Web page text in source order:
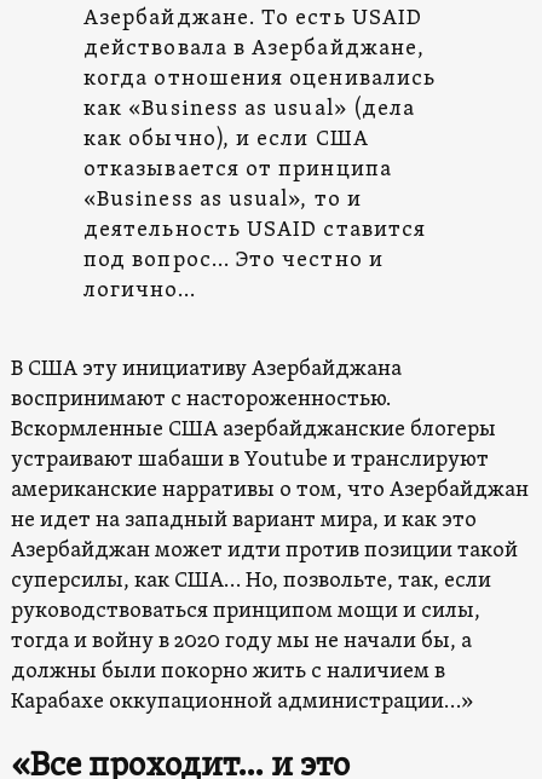
Азербайджане. То есть USAID
действовала в Азербайджане,
когда отношения оценивались
как «Business as usual» (дела
как обычно), и если США
отказывается от принципа
«Business as usual», то и
деятельность USAID ставится
под вопрос… Это честно и
логично…
В США эту инициативу Азербайджана
воспринимают с настороженностью.
Вскормленные США азербайджанские блогеры
устраивают шабаши в Youtube и транслируют
американские нарративы о том, что Азербайджан
не идет на западный вариант мира, и как это
Азербайджан может идти против позиции такой
суперсилы, как США… Но, позвольте, так, если
руководствоваться принципом мощи и силы,
тогда и войну в 2020 году мы не начали бы, а
должны были покорно жить с наличием в
Карабахе оккупационной администрации…»
«Все проходит… и это